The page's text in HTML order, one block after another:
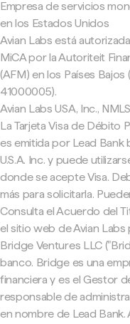
Empresa de servicios
en los Estados Unidos
Avian Labs está
MiCA por la Autoriteit
(AFM) en los Países
41000005).
Avian Labs USA, Inc.,
La Tarjeta Visa de Débito
es emitida por Lead Bank
U.S.A. Inc. y puede
donde se acepte Visa.
más para solicitarla.
Consulta el Acuerdo del
el sitio web de Avian Labs
Bridge Ventures LLC
banco. Bridge es una
financiera y es el Gestor
responsable de
en nombre de Lead Bank.